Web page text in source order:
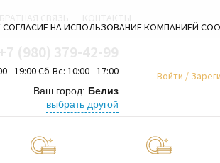
- 19:00 Сб-Вс: 10:00 - 17:00
Ваш город: Белиз
выбрать другой
Войти /
НА ИСПОЛЬЗОВАНИЕ КОМПАНИЕЙ